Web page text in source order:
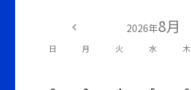
2026年8月
日 月 火 水 木